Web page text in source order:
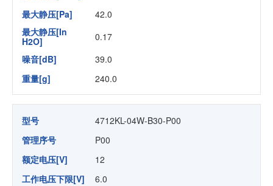
最大静压[Pa]
42.0
最大静压[In
H2O]
0.17
噪音[dB]
39.0
重量[g]
240.0
型号
4712KL-04W-B30-P00
管理序号
P00
额定电压[V]
12
工作电压下限[V]
6.0